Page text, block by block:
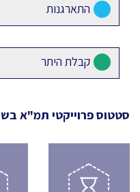
התארגנות
קבלת היתר
סטטוס פרוייקטי תמ"א